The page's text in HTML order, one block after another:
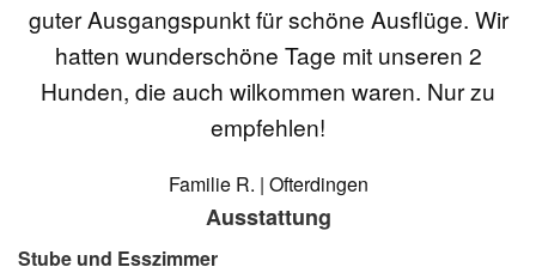
guter Ausgangspunkt für schöne Ausflüge. Wir
hatten wunderschöne Tage mit unseren 2
Hunden, die auch wilkommen waren. Nur zu
empfehlen!
Familie R. | Ofterdingen
Ausstattung
Stube und Esszimmer